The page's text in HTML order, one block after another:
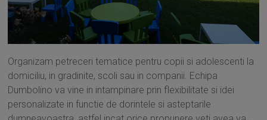
Organizam petreceri tematice pentru copii si adolescenti la
domiciliu, in gradinite, scoli sau in companii. Echipa
Dumbolino va vine in intampinare prin flexibilitate si idei
personalizate in functie de dorintele si asteptarile